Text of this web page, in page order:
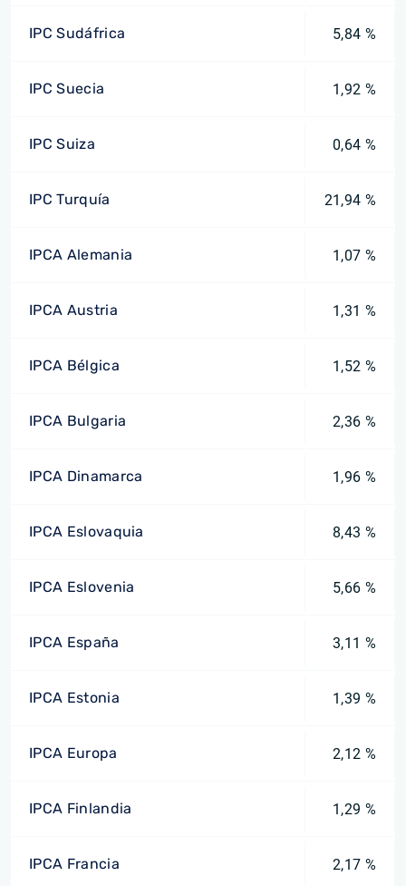
IPC Sudáfrica 5,84 %
IPC Suecia 1,92 %
IPC Suiza 0,64 %
IPC Turquía 21,94 %
IPCA Alemania 1,07 %
IPCA Austria 1,31 %
IPCA Bélgica 1,52 %
IPCA Bulgaria 2,36 %
IPCA Dinamarca 1,96 %
IPCA Eslovaquia 8,43 %
IPCA Eslovenia 5,66 %
IPCA España 3,11 %
IPCA Estonia 1,39 %
IPCA Europa 2,12 %
IPCA Finlandia 1,29 %
IPCA Francia 2,17 %